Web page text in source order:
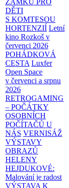
ZÁMKU PRO
DĚTI
S KOMTESOU
HORTENZIÍ Letní
kino Rozkoš v
červenci 2026
POHÁDKOVÁ
CESTA Luxfer
Open Space
v červenci a srpnu
2026
RETROGAMING
– POČÁTKY
OSOBNÍCH
POČÍTAČŮ U
NÁS VERNISÁŽ
VÝSTAVY
OBRAZŮ
HELENY
HEJDUKOVÉ:
Malování je radost
VÝSTAVA K